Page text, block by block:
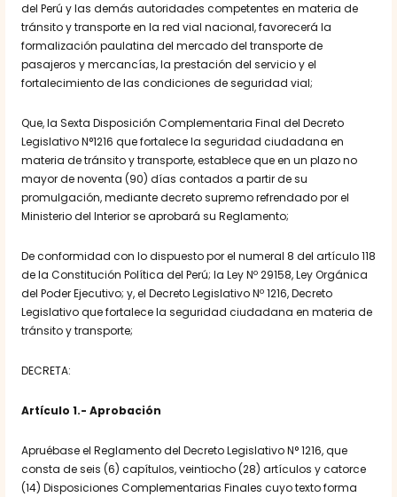
del Perú y las demás autoridades competentes en materia de
tránsito y transporte en la red vial nacional, favorecerá la
formalización paulatina del mercado del transporte de
pasajeros y mercancías, la prestación del servicio y el
fortalecimiento de las condiciones de seguridad vial;
Que, la Sexta Disposición Complementaria Final del Decreto
Legislativo N°1216 que fortalece la seguridad ciudadana en
materia de tránsito y transporte, establece que en un plazo no
mayor de noventa (90) días contados a partir de su
promulgación, mediante decreto supremo refrendado por el
Ministerio del Interior se aprobará su Reglamento;
De conformidad con lo dispuesto por el numeral 8 del artículo 118
de la Constitución Política del Perú; la Ley Nº 29158, Ley Orgánica
del Poder Ejecutivo; y, el Decreto Legislativo Nº 1216, Decreto
Legislativo que fortalece la seguridad ciudadana en materia de
tránsito y transporte;
DECRETA:
Artículo 1.- Aprobación
Apruébase el Reglamento del Decreto Legislativo N° 1216, que
consta de seis (6) capítulos, veintiocho (28) artículos y catorce
(14) Disposiciones Complementarias Finales cuyo texto forma